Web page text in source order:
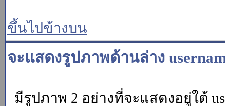
ขึ้นไปข้างบน
จะแสดงรูปภาพด้านล่าง
มีรูปภาพ 2 อย่างที่จะแสดงอยู่ใต้